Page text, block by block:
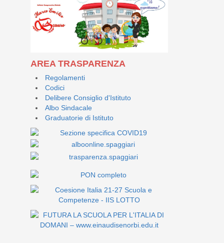
AREA TRASPARENZA
Regolamenti
Codici
Delibere Consiglio d'Istituto
Albo Sindacale
Graduatorie di Istituto